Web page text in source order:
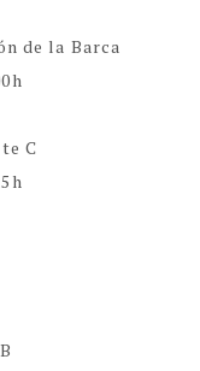
de la Barca
C